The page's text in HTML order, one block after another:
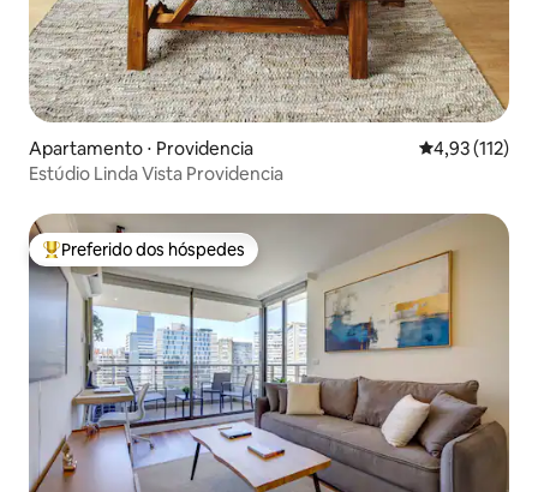
Apartamento ⋅ Providencia 4,93 de uma
4,93 (112)
Estúdio Linda Vista Providencia
Entre os melhores preferidos dos hóspedes
Preferido dos hóspedes